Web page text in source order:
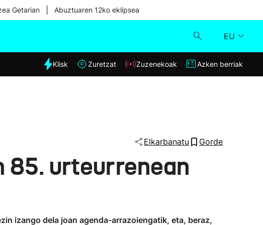
Getarian Abuztuaren 12ko eklipsea
EU
Eguraldia
Klisk
Klisk Zuretzat Zuzenekoak Azken berriak
Elkarbanatu Gorde
85. urteurrenean
izango dela joan agenda-arrazoiengatik, eta, beraz,